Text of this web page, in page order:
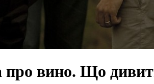
про вино. Що